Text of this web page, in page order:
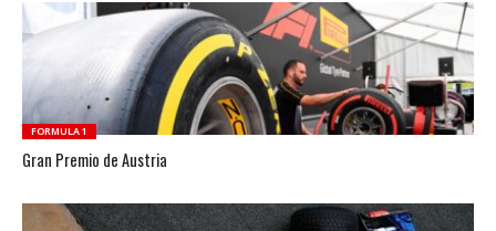
FORMULA 1
Gran Premio de Austria